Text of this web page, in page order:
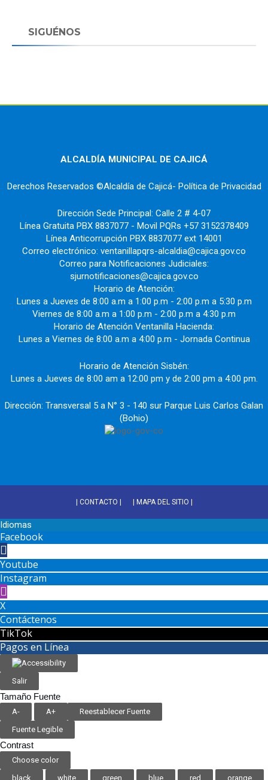
SIGUÉNOS
ALCALDÍA MUNICIPAL DE CAJICÁ
Derechos Reservados ©Alcaldía de Cajicá- Política de Privacidad
Dirección Sede Principal: Calle 2 # 4-07
Línea Gratuita PBX 8837077 - Movil PQRs +57 3152378409
Línea Anticorrupción PBX 8837077 ext 14001
Correo electrónico: ventanillapqrs-alcaldia@cajica.gov.co
Correo para Notificaciones Judiciales:
sjurnotificaciones@cajica.gov.co
Horario de Atención:
Lunes a Jueves de 8:00 a.m a 1:00 p.m - 2:00 p.m a 5:30 p.m
Viernes de 8:00 a.m a 1:00 p.m - 2:00 p.m a 4:30 p.m
Horario de Atención Ventanilla Hacienda:
Lunes a Viernes de 8:00 a.m a 4:00 p.m - Jornada Continua
Horario de Atención Sisbén:
Lunes a Jueves de 8:00 am a 12:00 pm y de 2:00 pm a 4:00 pm.
Dirección: Transversal 5 a N° 3 - 140 sur Parque Luis Carlos Galan
(Bohio)
| CONTACTO | | MAPA DEL SITIO |
Idiomas
Facebook
Youtube
Instagram
X
Contáctenos
TikTok
Pagos en Línea
Salir
Tamaño Fuente
A- A+
Reestablecer Fuente
Fuente Legible
Contrast
Choose color
black
white green blue red orange